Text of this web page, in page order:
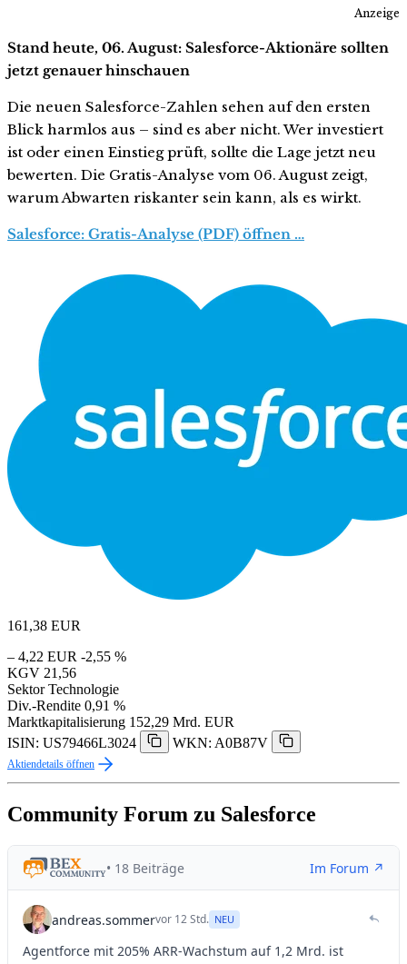
Anzeige
Stand heute, 06. August: Salesforce-Aktionäre sollten
jetzt genauer hinschauen
Die neuen Salesforce-Zahlen sehen auf den ersten
Blick harmlos aus – sind es aber nicht. Wer investiert
ist oder einen Einstieg prüft, sollte die Lage jetzt neu
bewerten. Die Gratis-Analyse vom 06. August zeigt,
warum Abwarten riskanter sein kann, als es wirkt.
Salesforce: Gratis-Analyse (PDF) öffnen …
161,38 EUR
– 4,22 EUR -2,55 %
KGV 21,56
Sektor Technologie
Div.-Rendite 0,91 %
Marktkapitalisierung 152,29 Mrd. EUR
ISIN: US79466L3024
WKN: A0B87V
Aktiendetails öffnen
Community Forum zu Salesforce